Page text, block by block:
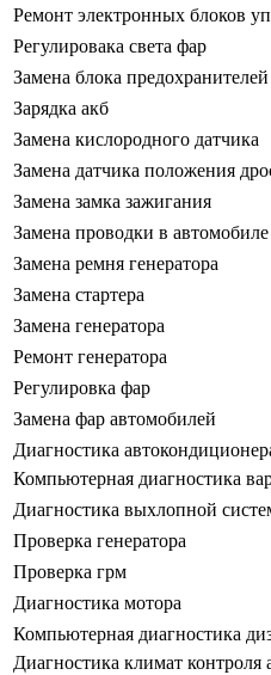
Ремонт электронных блоков
Регулировака света фар
Замена блока предохранителей
Зарядка акб
Замена кислородного датчика
Замена датчика положения
Замена замка зажигания
Замена проводки в автомобиле
Замена ремня генератора
Замена стартера
Замена генератора
Ремонт генератора
Регулировка фар
Замена фар автомобилей
Диагностика
Компьютерная диагностика
Диагностика выхлопной
Проверка генератора
Проверка грм
Диагностика мотора
Компьютерная диагностика
Диагностика климат контроля